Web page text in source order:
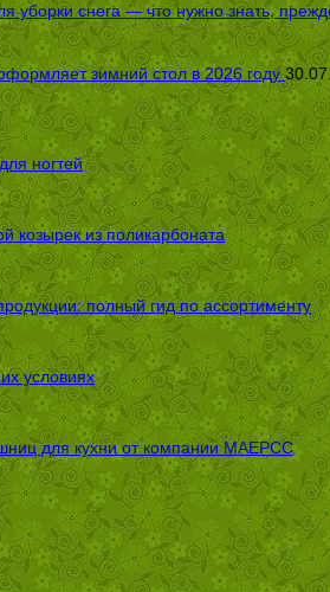
уборки снега — что нужно знать,
зимний стол в 2026 году
ногтей
козырек из поликарбоната
полный гид по ассортименту
условиях
для кухни от компании МАЕРСС